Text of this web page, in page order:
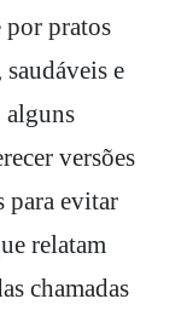
por pratos
e
alguns
versões
para evitar
relatam
chamadas